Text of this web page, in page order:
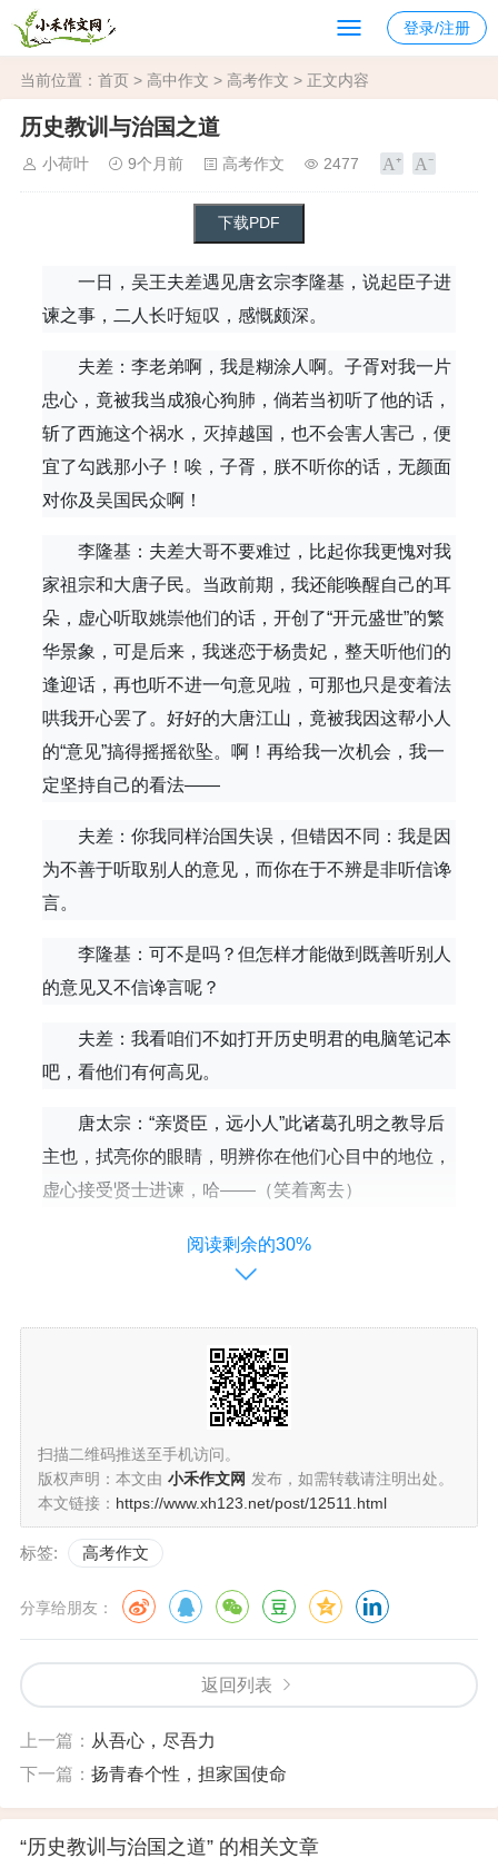
登录/注册
当前位置： 首页 > 高中作文 > 高考作文 > 正文内容
历史教训与治国之道
小荷叶 9个月前 高考作文 2477
一日，吴王夫差遇见唐玄宗李隆基，说起臣子进
谏之事，二人长吁短叹，感慨颇深。
夫差：李老弟啊，我是糊涂人啊。子胥对我一片
忠心，竟被我当成狼心狗肺，倘若当初听了他的话，
斩了西施这个祸水，灭掉越国，也不会害人害己，便
宜了勾践那小子！唉，子胥，朕不听你的话，无颜面
对你及吴国民众啊！
李隆基：夫差大哥不要难过，比起你我更愧对我
家祖宗和大唐子民。当政前期，我还能唤醒自己的耳
朵，虚心听取姚崇他们的话，开创了“开元盛世”的繁
华景象，可是后来，我迷恋于杨贵妃，整天听他们的
逢迎话，再也听不进一句意见啦，可那也只是变着法
哄我开心罢了。好好的大唐江山，竟被我因这帮小人
的“意见”搞得摇摇欲坠。啊！再给我一次机会，我一
定坚持自己的看法——
夫差：你我同样治国失误，但错因不同：我是因
为不善于听取别人的意见，而你在于不辨是非听信谗
言。
李隆基：可不是吗？但怎样才能做到既善听别人
的意见又不信谗言呢？
夫差：我看咱们不如打开历史明君的电脑笔记本
吧，看他们有何高见。
唐太宗：“亲贤臣，远小人”此诸葛孔明之教导后
主也，拭亮你的眼睛，明辨你在他们心目中的地位，
虚心接受贤士进谏，哈——（笑着离去）
李隆基：我家祖宗太深奥了，我有些听不明白，
让我们看看国外的明智者。
但丁：走自己的路，让别人去说吧。
波兰谚语：常问路的人不会迷失方向。
塞纳克：相信一切与怀疑一切人，其错误是一样
的。
……
夫差：各种看法虽然不尽相同，但我看出共同点
了。那就是如唐太宗说的，先辨别出好坏，在此基础
是非。喂，你懂了吗？李老弟？
让他们吸取历史教训！
阅读剩余的30%
扫描二维码推送至手机访问。
版权声明：本文由 小禾作文网 发布，如需转载请注明出处。
本文链接： https://www.xh123.net/post/12511.html
标签: 高考作文
分享给朋友：
返回列表
上一篇： 从吾心，尽吾力
下一篇： 扬青春个性，担家国使命
“历史教训与治国之道” 的相关文章